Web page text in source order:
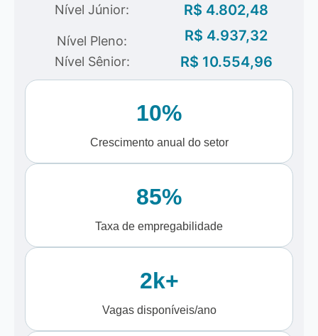
Nível Júnior: R$ 4.802,48
Nível Pleno: R$ 4.937,32
Nível Sênior: R$ 10.554,96
10%
Crescimento anual do setor
85%
Taxa de empregabilidade
2k+
Vagas disponíveis/ano